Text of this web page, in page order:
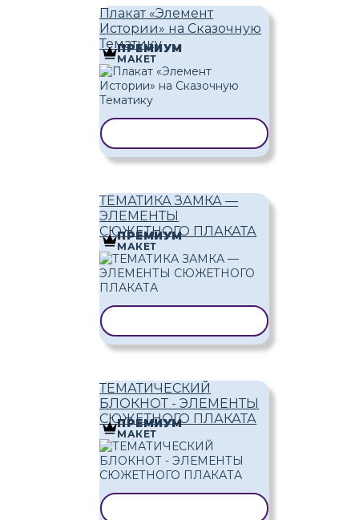
Плакат «Элемент
Истории» на Сказочную
Тематику
ПРЕМИУМ
МАКЕТ
ТЕМАТИКА ЗАМКА —
ЭЛЕМЕНТЫ
СЮЖЕТНОГО ПЛАКАТА
ПРЕМИУМ
МАКЕТ
ТЕМАТИЧЕСКИЙ
БЛОКНОТ - ЭЛЕМЕНТЫ
СЮЖЕТНОГО ПЛАКАТА
ПРЕМИУМ
МАКЕТ